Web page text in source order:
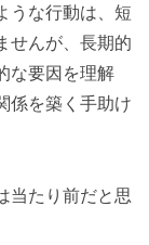
うな行動は、短
せんが、長期的
な要因を理解
係を築く手助け
当たり前だと思